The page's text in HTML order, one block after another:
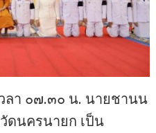
า ๐๗.๓๐ น. นายชานน
ดนครนายก เป็น